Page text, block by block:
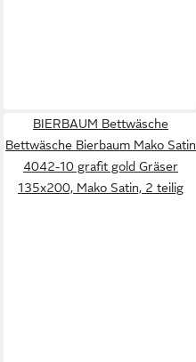
BIERBAUM Bettwäsche
Bettwäsche Bierbaum Mako Satin
4042-10 grafit gold Gräser
135x200, Mako Satin, 2 teilig